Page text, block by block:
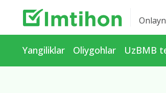
Yangiliklar Oliygohlar UzBMB